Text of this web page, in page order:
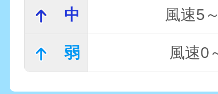
中 風速5
弱 風速0